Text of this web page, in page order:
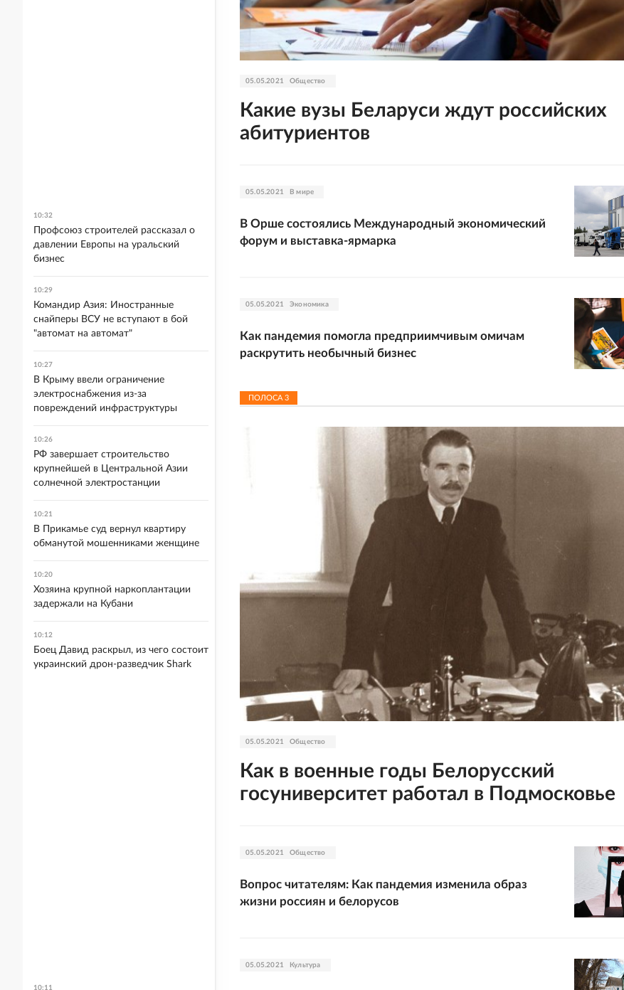
05.05.2021 Общество
Какие вузы Беларуси ждут российских
абитуриентов
05.05.2021 В мире
В Орше состоялись Международный экономический
форум и выставка-ярмарка
05.05.2021 Экономика
Как пандемия помогла предприимчивым омичам
раскрутить необычный бизнес
ПОЛОСА3
05.05.2021 Общество
Как в военные годы Белорусский
госуниверситет работал в Подмосковье
05.05.2021 Общество
Вопрос читателям: Как пандемия изменила образ
жизни россиян и белорусов
05.05.2021 Культура
10:32
Профсоюз строителей рассказал о
давлении Европы на уральский
бизнес
10:29
Командир Азия: Иностранные
снайперы ВСУ не вступают в бой
"автомат на автомат"
10:27
В Крыму ввели ограничение
электроснабжения из-за
повреждений инфраструктуры
10:26
РФ завершает строительство
крупнейшей в Центральной Азии
солнечной электростанции
10:21
В Прикамье суд вернул квартиру
обманутой мошенниками женщине
10:20
Хозяина крупной наркоплантации
задержали на Кубани
10:12
Боец Давид раскрыл, из чего состоит
украинский дрон-разведчик Shark
10:11